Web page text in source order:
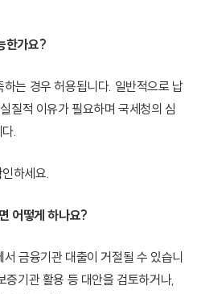
한가요?
는 경우 허용됩니다. 일반적으로 납
질적 이유가 필요하며 국세청의 심
.
하세요.
어떻게 하나요?
금융기관 대출이 거절될 수 있습니
증기관 활용 등 대안을 검토하거나,